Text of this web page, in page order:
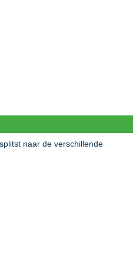
naar de verschillende